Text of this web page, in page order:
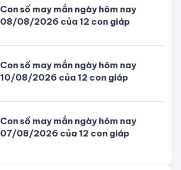
Thượng úy công an bị nhóm trộm
chó bắn vào ngực khi truy bắt